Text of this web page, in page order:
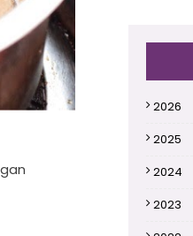
2026
2025
2024
2023